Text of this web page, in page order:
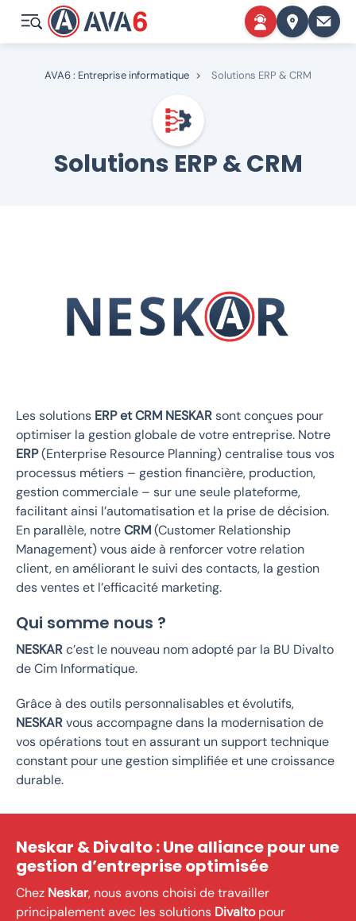
AVA6 : Entreprise informatique > Solutions ERP & CRM
Solutions ERP & CRM
Les solutions ERP et CRM NESKARsont conçues pour
optimiser la gestion globale de votre entreprise. Notre
ERP(Enterprise Resource Planning) centralise tous vos
processus métiers – gestion financière, production,
gestion commerciale – sur une seule plateforme,
facilitant ainsi l’automatisation et la prise de décision.
En parallèle, notreCRM(Customer Relationship
Management) vous aide à renforcer votre relation
client, en améliorant le suivi des contacts, la gestion
des ventes et l’efficacité marketing.
Qui somme nous ?
NESKARc’est le nouveau nom adopté par la BU Divalto
de Cim Informatique.
Grâce à des outils personnalisables et évolutifs,
NESKARvous accompagne dans la modernisation de
vos opérations tout en assurant un support technique
constant pour une gestion simplifiée et une croissance
durable.
Neskar & Divalto : Une alliance pour une
gestion d’entreprise optimisée
Chez Neskar, nous avons choisi de travailler
principalement avec les solutions Divaltopour